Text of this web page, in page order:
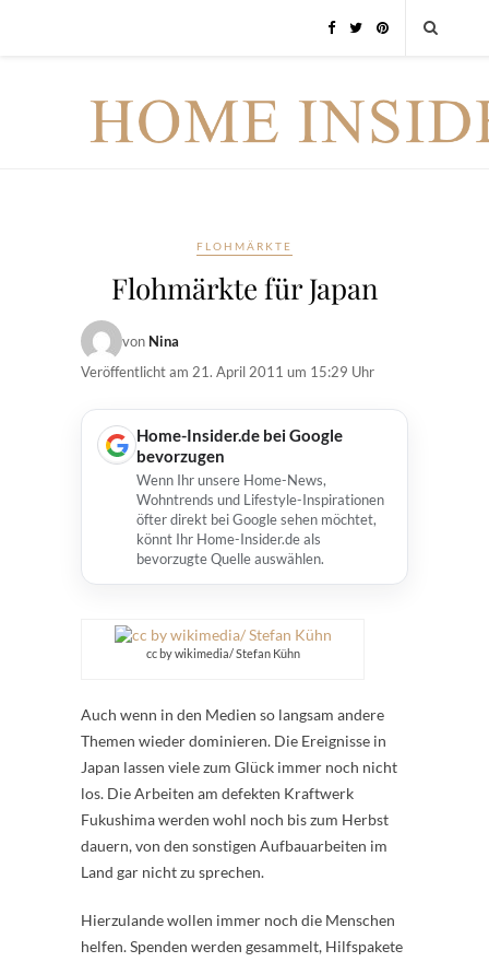
FLOHMÄRKTE
Flohmärkte für Japan
von Nina
Veröffentlicht am 21. April 2011 um 15:29 Uhr
Home-Insider.de bei Google
bevorzugen
Wenn Ihr unsere Home-News,
Wohntrends und Lifestyle-Inspirationen
öfter direkt bei Google sehen möchtet,
könnt Ihr Home-Insider.de als
bevorzugte Quelle auswählen.
cc by wikimedia/ Stefan Kühn
Auch wenn in den Medien so langsam andere
Themen wieder dominieren. Die Ereignisse in
Japan lassen viele zum Glück immer noch nicht
los. Die Arbeiten am defekten Kraftwerk
Fukushima werden wohl noch bis zum Herbst
dauern, von den sonstigen Aufbauarbeiten im
Land gar nicht zu sprechen.
Hierzulande wollen immer noch die Menschen
helfen. Spenden werden gesammelt, Hilfspakete